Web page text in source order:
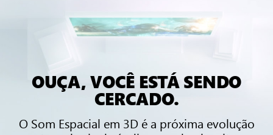
OUÇA, VOCÊ ESTÁ SENDO
CERCADO.
O Som Espacial em 3D é a próxima evolução